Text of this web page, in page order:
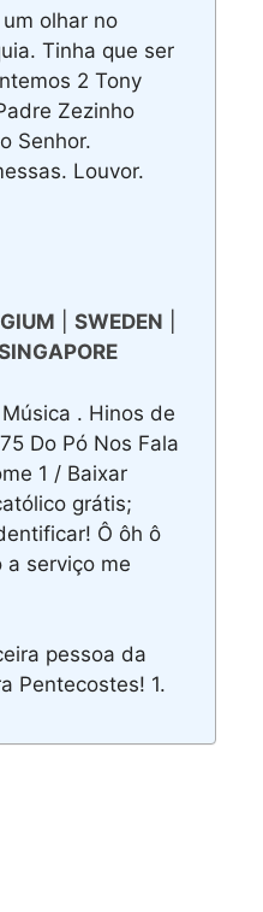
olhar no
Tinha que ser
2 Tony
Zezinho
Senhor.
Louvor.
SWEDEN
. Hinos de
Do Pó Nos Fala
1 / Baixar
grátis;
Ô ôh ô
a serviço me
pessoa da
Pentecostes! 1.